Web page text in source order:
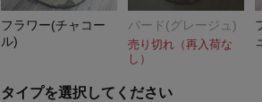
フラワー(チャコー
ル)
バード(グレージュ)
売り切れ（再入荷な
し）
タイプを選択してください